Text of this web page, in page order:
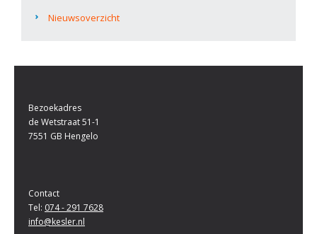
Nieuwsoverzicht
Bezoekadres
de Wetstraat 51-1
7551 GB Hengelo
Contact
Tel: 074 - 291 7628
info@kesler.nl